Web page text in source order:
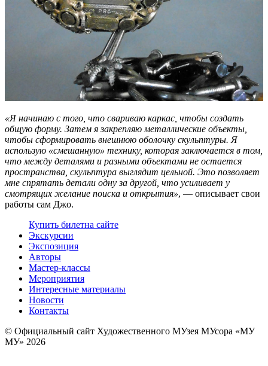
«Я начинаю с того, что свариваю каркас, чтобы создать
общую форму. Затем я закрепляю металлические объекты,
чтобы сформировать внешнюю оболочку скульптуры. Я
использую «смешанную» технику, которая заключается в том,
что между деталями и разными объектами не остается
пространства, скульптура выглядит цельной. Это позволяет
мне спрятать детали одну за другой, что усиливает у
смотрящих желание поиска и открытия», — описывает свои
работы сам Джо.
Купить билетна сайте
Экскурсии
Экспозиция
Авторы
Мастер-классы
Мероприятия
Интересные материалы
Новости
Контакты
© Официальный сайт Художественного МУзея МУсора «МУ
МУ» 2026